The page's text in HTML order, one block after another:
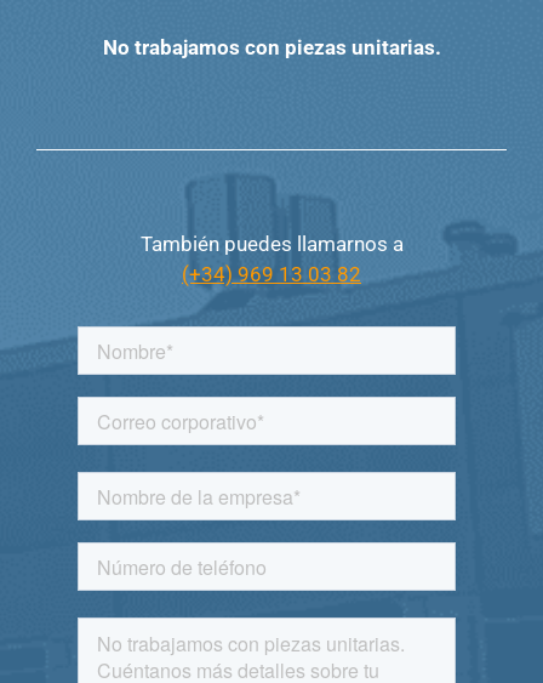
No trabajamos con piezas unitarias.
También puedes llamarnos a
(+34) 969 13 03 82